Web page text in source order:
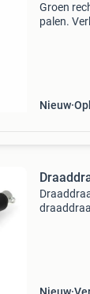
Groen
palen.
Nieuw